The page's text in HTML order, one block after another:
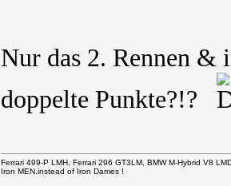
Nur das 2. Rennen &
doppelte Punkte?!?
Ferrari 499-P LMH, Ferrari 296 GT3LM, BMW M-Hybrid V8
Iron MEN.instead of Iron Dames !